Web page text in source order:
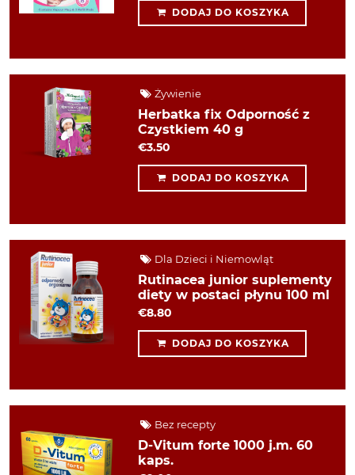
DODAJ DO KOSZYKA
Żywienie
Herbatka fix Odporność z
Czystkiem 40 g
€3.50
DODAJ DO KOSZYKA
Dla Dzieci i Niemowląt
Rutinacea junior suplementy
diety w postaci płynu 100 ml
€8.80
DODAJ DO KOSZYKA
Bez recepty
D-Vitum forte 1000 j.m. 60
kaps.